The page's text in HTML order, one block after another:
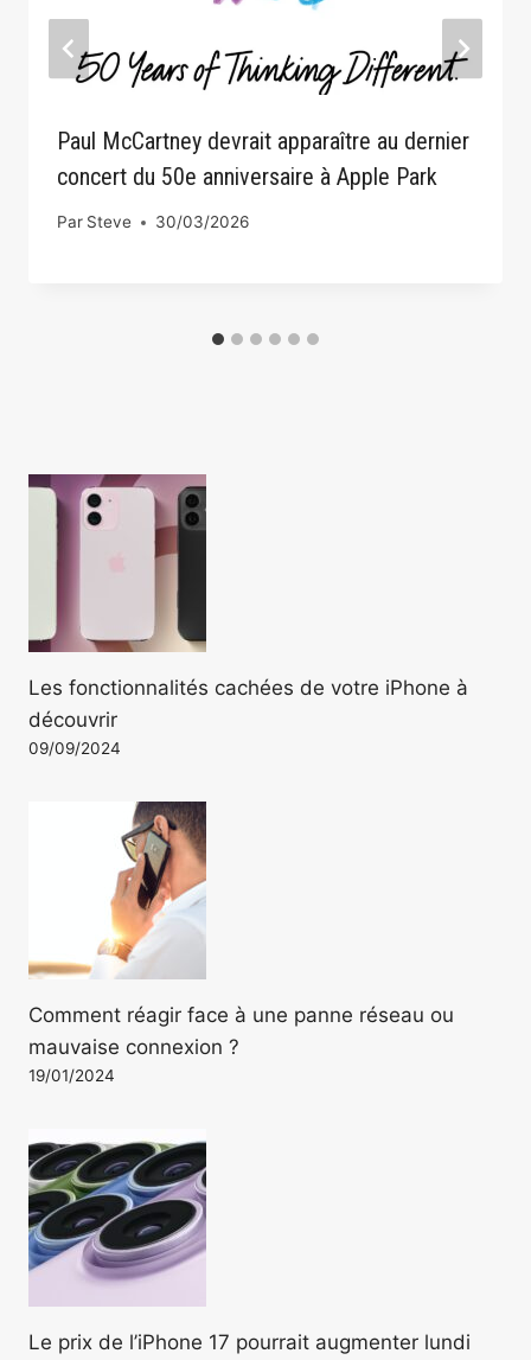
Paul McCartney devrait apparaître au dernier
concert du 50e anniversaire à Apple Park
Par Steve 30/03/2026
Les fonctionnalités cachées de votre iPhone à
découvrir
09/09/2024
Comment réagir face à une panne réseau ou
mauvaise connexion ?
19/01/2024
Le prix de l’iPhone 17 pourrait augmenter lundi